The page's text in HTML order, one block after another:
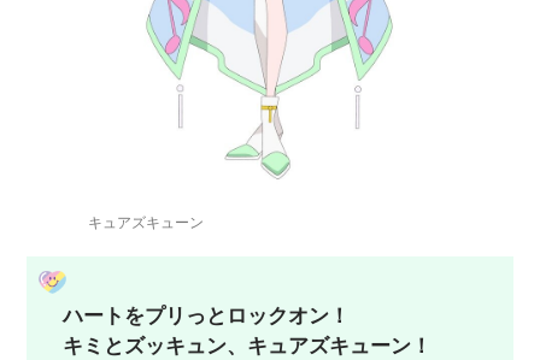
キュアズキューン
ハートをプリっとロックオン！
キミとズッキュン、キュアズキューン！